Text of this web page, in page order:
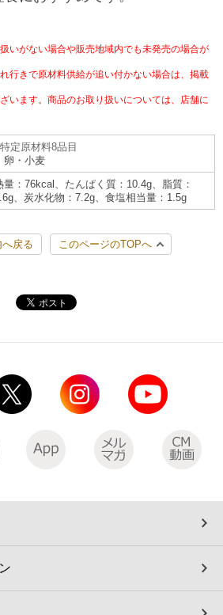
ードカード
限定）
舗限定）
アリング（店舗限定）
エクボクローク」（店舗限定）
（店舗限定）
グ
力」
本方針
制
ス
いがない場合や販売地域内でも未発売の場合が
行きで原材料供給が追い付かない場合は、掲載
います。商品のお取り扱いについては、店舗に
特定原材料8品目
卵・小麦
量：76kcal、たんぱく質：10.4g、脂質：
、炭水化物：7.2g、食塩相当量：1.5g
戻る このページのTOPへ